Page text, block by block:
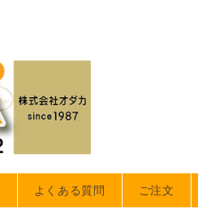
よくある質問 ご注文